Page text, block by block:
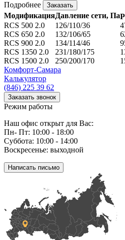
Подробнее Заказать
МодификацияДавление сети, Па
RCS 500 2.0
126/110/36
RCS 650 2.0
132/106/65
RCS 900 2.0
134/114/46
RCS 1350 2.0
231/180/175
RCS 1500 2.0
250/200/170
Комфорт-Самара
Калькулятор
(846) 225 39 62
Заказать звонок
Режим работы
Наш офис открыт для Вас:
Пн- Пт: 10:00 - 18:00
Суббота: 10:00 - 14:00
Воскресенье: выходной
Написать письмо